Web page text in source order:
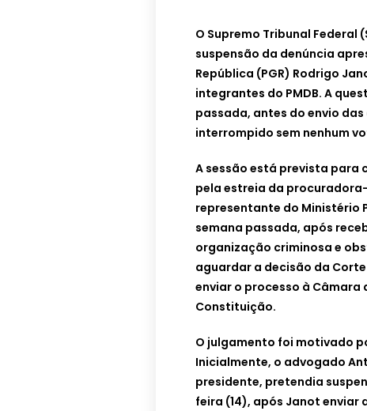
O Supremo Tribunal Federal
suspensão da denúncia
República (PGR) Rodrigo
integrantes do PMDB. A
passada, antes do envio
interrompido sem nenhum
A sessão está prevista para
pela estreia da
representante do Ministério
semana passada, após
organização criminosa e
aguardar a decisão da
enviar o processo à
Constituição.
O julgamento foi motivado
Inicialmente, o advogado
presidente, pretendia
feira (14), após Janot enviar